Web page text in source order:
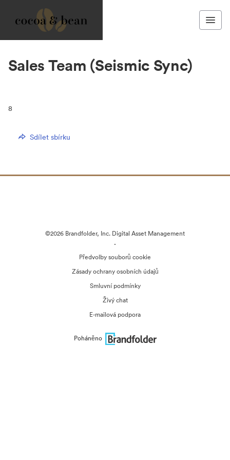
Sales Team (Seismic Sync)
8
Sdílet sbírku
©2026 Brandfolder, Inc. Digital Asset Management
·
Předvolby souborů cookie
Zásady ochrany osobních údajů
Smluvní podmínky
Živý chat
E-mailová podpora
Poháněno